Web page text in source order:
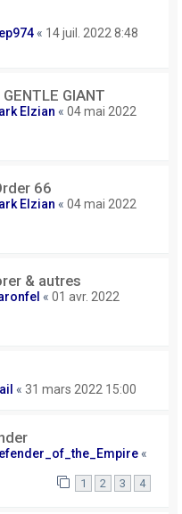
« 14 juil. 2022 8:48
GIANT
Elzian « 04 mai 2022
66
Elzian « 04 mai 2022
& autres
« 01 avr. 2022
« 31 mars 2022 15:00
«
1 2 3 4